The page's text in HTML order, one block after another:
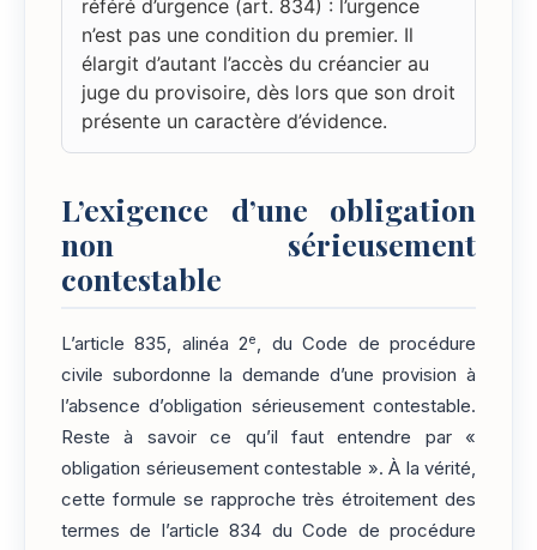
référé d’urgence (art. 834) : l’urgence
n’est pas une condition du premier. Il
élargit d’autant l’accès du créancier au
juge du provisoire, dès lors que son droit
présente un caractère d’évidence.
L’exigence d’une obligation
non sérieusement
contestable
L’article 835, alinéa 2e, du Code de procédure
civile subordonne la demande d’une provision à
l’absence d’obligation sérieusement contestable.
Reste à savoir ce qu’il faut entendre par «
obligation sérieusement contestable ». À la vérité,
cette formule se rapproche très étroitement des
termes de l’article 834 du Code de procédure